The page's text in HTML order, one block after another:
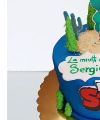
Torturi in frosting- crema
Tortulețe 1.7 kg - 2 kg